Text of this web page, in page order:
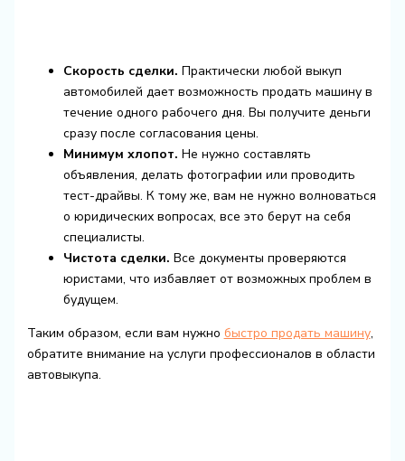
Скорость сделки. Практически любой выкуп
автомобилей дает возможность продать машину в
течение одного рабочего дня. Вы получите деньги
сразу после согласования цены.
Минимум хлопот. Не нужно составлять
объявления, делать фотографии или проводить
тест-драйвы. К тому же, вам не нужно волноваться
о юридических вопросах, все это берут на себя
специалисты.
Чистота сделки. Все документы проверяются
юристами, что избавляет от возможных проблем в
будущем.
Таким образом, если вам нужно быстро продать машину,
обратите внимание на услуги профессионалов в области
автовыкупа.